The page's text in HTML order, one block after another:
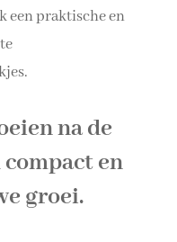
een praktische en
na de
en
groei.